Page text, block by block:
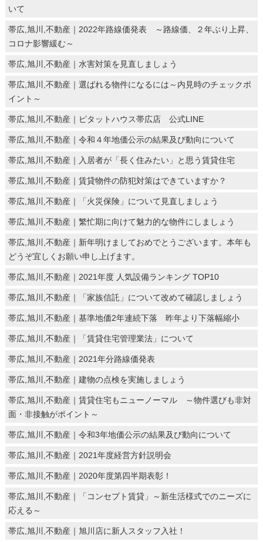
いて
帯広,旭川,不動産｜2022年路線価発表 ～路線価、２年ぶり上昇、
コロナ影響緩む～
帯広,旭川,不動産｜水害対策を見直しましょう
帯広,旭川,不動産｜選ばれる物件になるには～内見時のチェックポ
イント～
帯広,旭川,不動産｜ピタットハウス帯広店 公式LINE
帯広,旭川,不動産｜令和４年地価公示の結果及び動向について
帯広,旭川,不動産｜入居者が「長く住みたい」と思う賃貸住宅
帯広,旭川,不動産｜賃貸物件の防犯対策はできていますか？
帯広,旭川,不動産｜「火災保険」について見直しましょう
帯広,旭川,不動産｜繁忙期に向けて魅力的な物件にしましょう
帯広,旭川,不動産｜新年明けましておめでとうございます。本年も
どうぞ宜しくお願い申し上げます。
帯広,旭川,不動産｜2021年度 人気設備ランキング TOP10
帯広,旭川,不動産｜「家族信託」について改めて確認しましょう
帯広,旭川,不動産｜基準地価2年連続下落 昨年より下落幅縮小
帯広,旭川,不動産｜「賃貸住宅管理業法」について
帯広,旭川,不動産｜2021年分路線価発表
帯広,旭川,不動産｜建物の点検を実施しましょう
帯広,旭川,不動産｜賃貸住宅もニューノーマル ～物件選びも非対
面・非接触がポイント～
帯広,旭川,不動産｜令和3年地価公示の結果及び動向について
帯広,旭川,不動産｜2021年度経営方針説明会
帯広,旭川,不動産｜2020年度第四半期表彰！
帯広,旭川,不動産｜「コンセプト賃貸」～新生活様式でのニーズに
応える～
帯広,旭川,不動産｜旭川店に新人スタッフ入社！